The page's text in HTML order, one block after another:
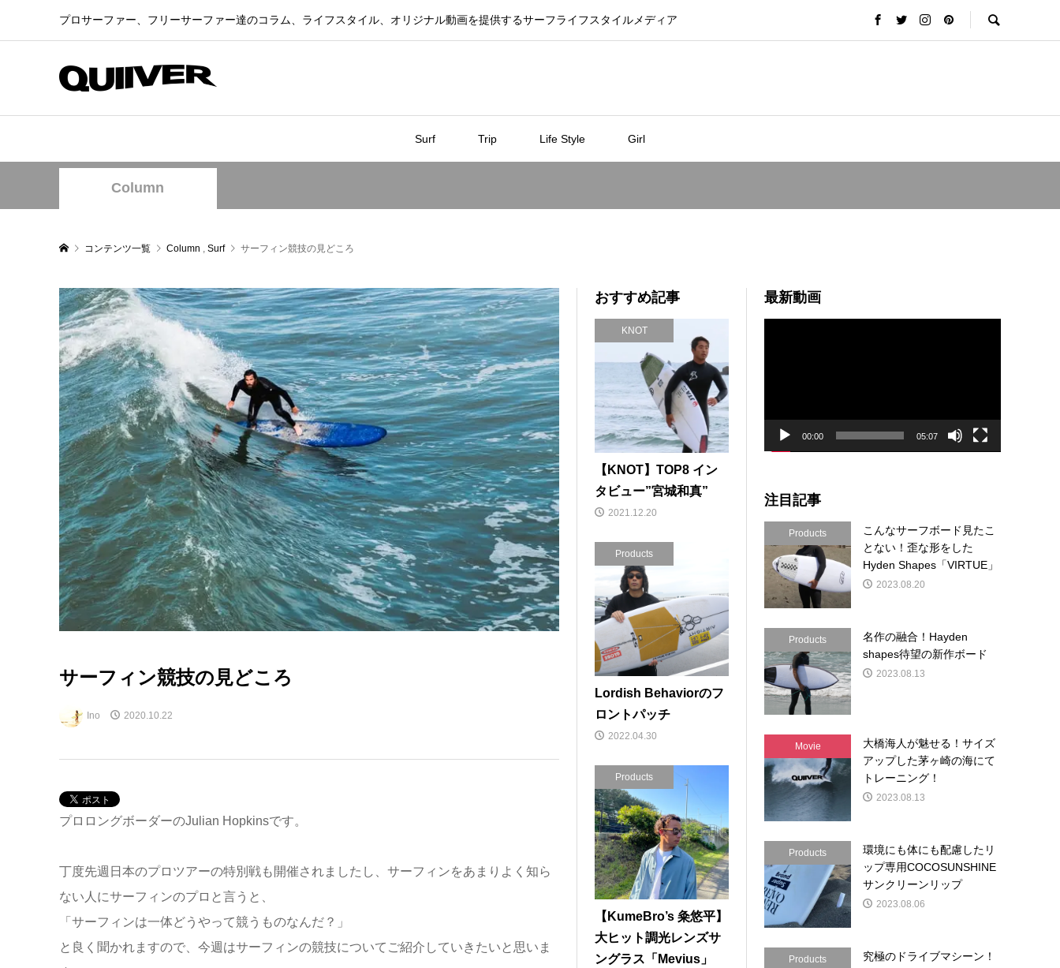
プロサーファー、フリーサーファー達のコラム、ライフスタイル、オリジナル動画を提供するサーフライフスタイルメディア
Surf Trip Life Style Girl
Column
コンテンツ一覧 Column Surf サーフィン競技の見どころ
サーフィン競技の見どころ
Ino 2020.10.22
プロロングボーダーのJulian Hopkinsです。
丁度先週日本のプロツアーの特別戦も開催されましたし、サーフィンをあまりよく知ら
ない人にサーフィンのプロと言うと、
「サーフィンは一体どうやって競うものなんだ？」
と良く聞かれますので、今週はサーフィンの競技についてご紹介していきたいと思いま
おすすめ記事
KNOT
【KNOT】TOP8 イン
タビュー”宮城和真”
2021.12.20
Products
Lordish Behaviorのフ
ロントパッチ
2022.04.30
Products
【KumeBro’s 粂悠平】
大ヒット調光レンズサ
ングラス「Mevius」
最新動画
00:00 05:07
注目記事
Products
こんなサーフボード見たこ
とない！歪な形をした
Hyden Shapes「VIRTUE」
2023.08.20
Products
名作の融合！Hayden
shapes待望の新作ボード
2023.08.13
Movie
大橋海人が魅せる！サイズ
アップした茅ヶ崎の海にて
トレーニング！
2023.08.13
Products
環境にも体にも配慮したリ
ップ専用COCOSUNSHINE
サンクリーンリップ
2023.08.06
Products
究極のドライブマシーン！